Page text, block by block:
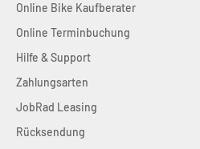
Online Bike Kaufberater
Online Terminbuchung
Hilfe & Support
Zahlungsarten
JobRad Leasing
Rücksendung